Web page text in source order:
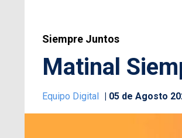
Siempre Juntos
Matinal
Equipo Digital 05 de Agosto